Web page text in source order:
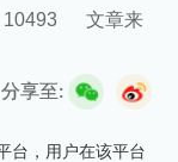
10493
文章来
分享至:
台，用户在该平台